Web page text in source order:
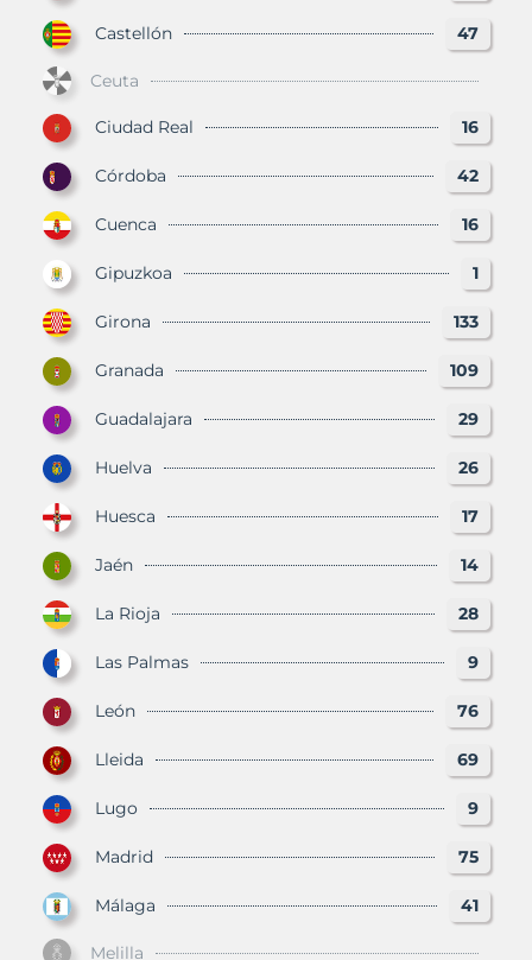
Castellón 47
Ceuta
Ciudad Real 16
Córdoba 42
Cuenca 16
Gipuzkoa 1
Girona 133
Granada 109
Guadalajara 29
Huelva 26
Huesca 17
Jaén 14
La Rioja 28
Las Palmas 9
León 76
Lleida 69
Lugo 9
Madrid 75
Málaga 41
Melilla